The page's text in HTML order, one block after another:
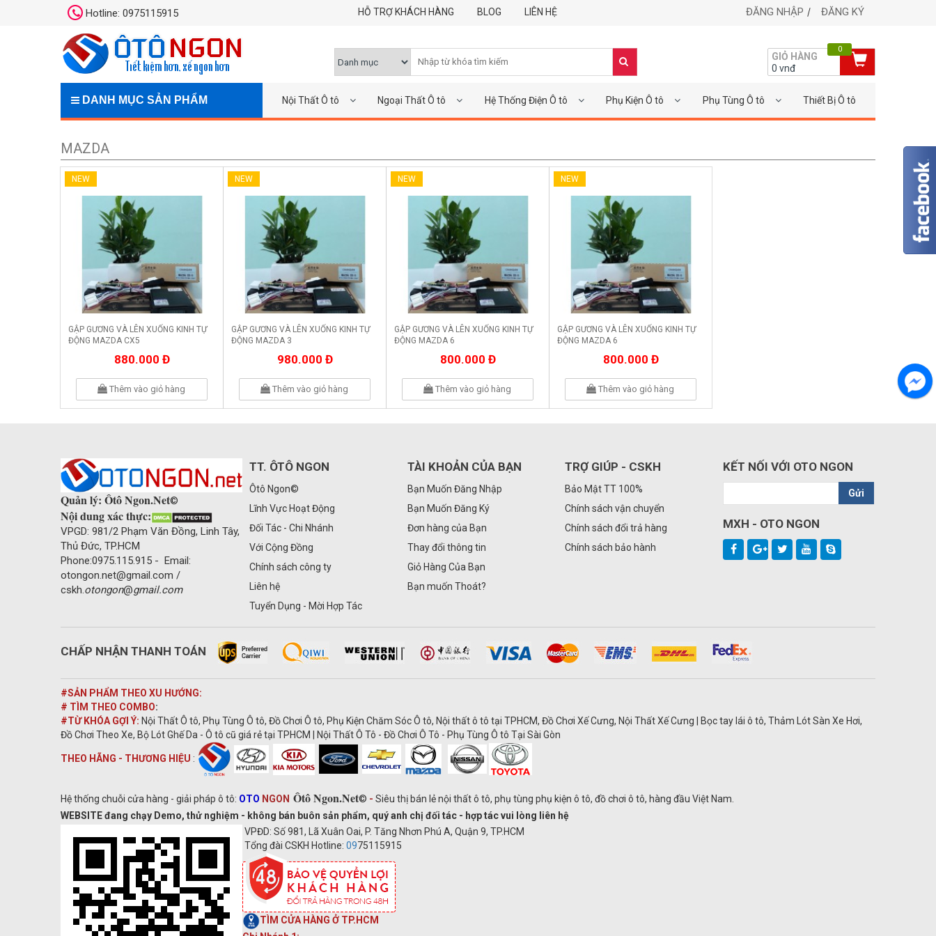
Hotline: 0975115915 HỖ TRỢ KHÁCH HÀNG BLOG LIÊN HỆ ĐĂNG NHẬP ĐĂNG KÝ
GIỎ HÀNG
0 vnđ
0
DANH MỤC SẢN PHẨM Nội Thất Ô tô Ngoại Thất Ô tô Hệ Thống Điện Ô tô Phụ Kiện Ô tô Phụ Tùng Ô tô Thiết Bị Ô tô
MAZDA
NEW
GẬP GƯƠNG VÀ LÊN XUỐNG KINH TỰ
ĐỘNG MAZDA CX5
880.000 Đ
Thêm vào giỏ hàng
NEW
GẬP GƯƠNG VÀ LÊN XUỐNG KINH TỰ
ĐỘNG MAZDA 3
980.000 Đ
Thêm vào giỏ hàng
NEW
GẬP GƯƠNG VÀ LÊN XUỐNG KINH TỰ
ĐỘNG MAZDA 6
800.000 Đ
Thêm vào giỏ hàng
NEW
GẬP GƯƠNG VÀ LÊN XUỐNG KINH TỰ
ĐỘNG MAZDA 6
800.000 Đ
Thêm vào giỏ hàng
Quản lý: Ôtô Ngon.Net©
Nội dung xác thực:
VPGD: 981/2 Phạm Văn Đồng, Linh Tây,
Thủ Đức, TP.HCM
Phone:0975.115.915 - Email:
otongon.net@gmail.com /
cskh.otongon@gmail.com
TT. ÔTÔ NGON
Ôtô Ngon©
Lĩnh Vực Hoạt Động
Đối Tác - Chi Nhánh
Với Cộng Đồng
Chính sách công ty
Liên hệ
Tuyển Dụng - Mời Hợp Tác
TÀI KHOẢN CỦA BẠN
Bạn Muốn Đăng Nhập
Bạn Muốn Đăng Ký
Đơn hàng của Bạn
Thay đổi thông tin
Giỏ Hàng Của Bạn
Bạn muốn Thoát?
TRỢ GIÚP - CSKH
Bảo Mật TT 100%
Chính sách vận chuyển
Chính sách đổi trả hàng
Chính sách bảo hành
KẾT NỐI VỚI OTO NGON
Gửi
MXH - OTO NGON
CHẤP NHẬN THANH TOÁN
#SẢN PHẨM THEO XU HƯỚNG:
# TÌM THEO COMBO:
#TỪ KHÓA GỢI Ý: Nội Thất Ô tô, Phụ Tùng Ô tô, Đồ Chơi Ô tô, Phụ Kiện Chăm Sóc Ô tô, Nội thất ô tô tại TPHCM, Đồ Chơi Xế Cưng, Nội Thất Xế Cưng | Bọc tay lái ô tô, Thảm Lót Sàn Xe Hơi,
Đồ Chơi Theo Xe, Bộ Lót Ghế Da - Ô tô cũ giá rẻ tại TPHCM | Nội Thất Ô Tô - Đồ Chơi Ô Tô - Phụ Tùng Ô tô Tại Sài Gòn
THEO HÃNG - THƯƠNG HIỆU :
Hệ thống chuỗi cửa hàng - giải pháp ô tô: OTO NGON Ôtô Ngon.Net© - Siêu thị bán lẻ nội thất ô tô, phụ tùng phụ kiện ô tô, đồ chơi ô tô, hàng đầu Việt Nam.
WEBSITE đang chạy Demo, thử nghiệm - không bán buôn sản phẩm, quý anh chị đối tác - hợp tác vui lòng liên hệ
VPĐD: Số 981, Lã Xuân Oai, P. Tăng Nhơn Phú A, Quận 9, TP.HCM
Tổng đài CSKH Hotline: 0975115915
TÌM CỬA HÀNG Ở TP.HCM